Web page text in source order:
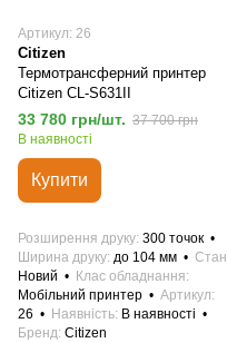
Артикул: 26
Citizen
Термотрансферний принтер
Citizen CL-S631II
33 780 грн/шт. 37 700 грн
В наявності
Купити
Розширення друку 300 точок
Ширина друку до 104 мм
Стан
Новий
Клас обладнання
Мобільний принтер
Артикул
26
Наявність В наявності
Бренд Citizen